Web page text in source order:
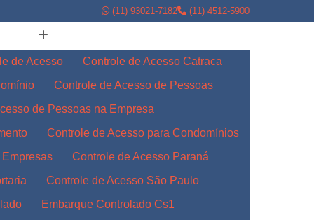
(11) 93021-7182 (11) 4512-5900
de Acesso
Controle de Acesso Catraca
Controle de Acesso de Pessoas
de Pessoas na Empresa
Controle de Acesso para Condomínios
Controle de Acesso Paraná
Controle de Acesso São Paulo
Embarque Controlado Cs1